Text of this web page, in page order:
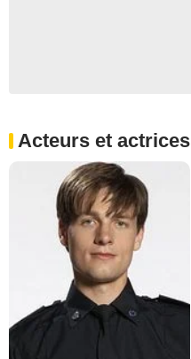
Acteurs et actrices